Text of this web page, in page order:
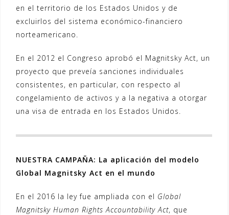
en el territorio de los Estados Unidos y de
excluirlos del sistema económico-financiero
norteamericano.
En el 2012 el Congreso aprobó el Magnitsky Act, un
proyecto que preveía sanciones individuales
consistentes, en particular, con respecto al
congelamiento de activos y a la negativa a otorgar
una visa de entrada en los Estados Unidos.
NUESTRA CAMPAÑA: La aplicación del modelo
Global Magnitsky Act en el mundo
En el 2016 la ley fue ampliada con el Global
Magnitsky Human Rights Accountability Act, que